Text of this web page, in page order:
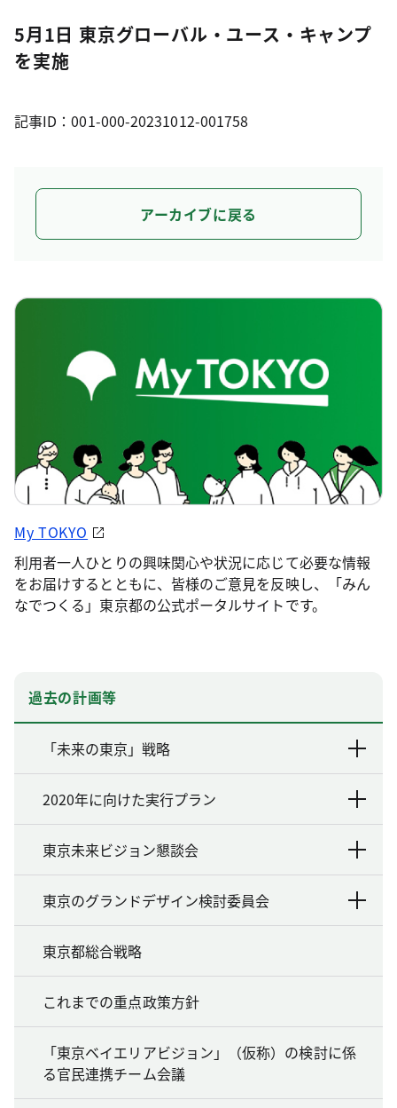
5月1日 東京グローバル・ユース・キャンプ
を実施
記事ID：001-000-20231012-001758
アーカイブに戻る
My TOKYO
利用者一人ひとりの興味関心や状況に応じて必要な情報
をお届けするとともに、皆様のご意見を反映し、「みん
なでつくる」東京都の公式ポータルサイトです。
過去の計画等
「未来の東京」戦略
2020年に向けた実行プラン
東京未来ビジョン懇談会
東京のグランドデザイン検討委員会
東京都総合戦略
これまでの重点政策方針
「東京ベイエリアビジョン」（仮称）の検討に係
る官民連携チーム会議